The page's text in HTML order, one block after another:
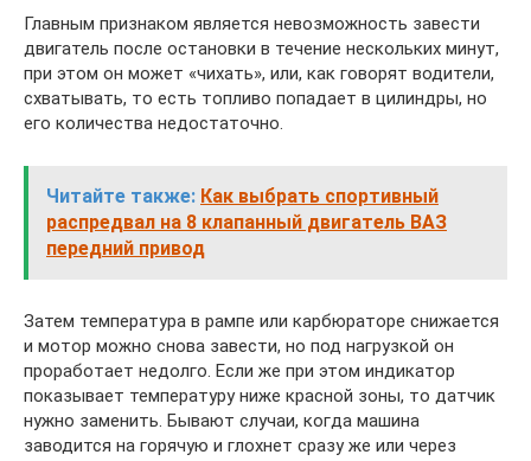
Главным признаком является невозможность завести
двигатель после остановки в течение нескольких минут,
при этом он может «чихать», или, как говорят водители,
схватывать, то есть топливо попадает в цилиндры, но
его количества недостаточно.
Читайте также: Как выбрать спортивный
распредвал на 8 клапанный двигатель ВАЗ
передний привод
Затем температура в рампе или карбюраторе снижается
и мотор можно снова завести, но под нагрузкой он
проработает недолго. Если же при этом индикатор
показывает температуру ниже красной зоны, то датчик
нужно заменить. Бывают случаи, когда машина
заводится на горячую и глохнет сразу же или через